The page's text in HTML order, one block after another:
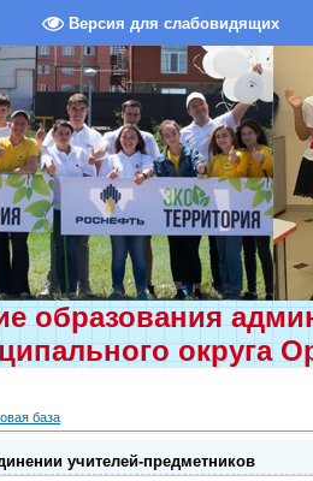
Версия для слабовидящих
образования
округа
база
учителей-предметников